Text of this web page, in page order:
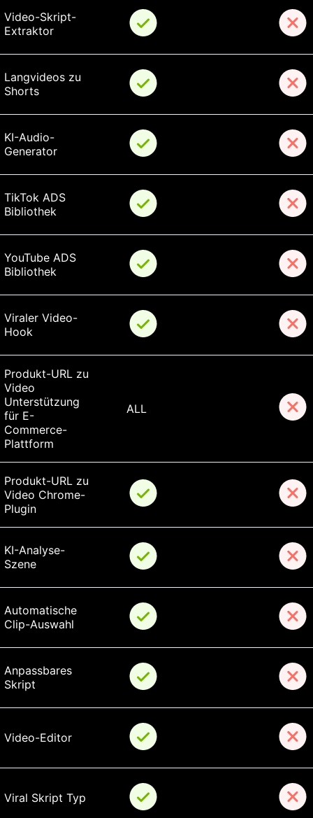
Video-Skript-
Extraktor
Langvideos zu
Shorts
KI-Audio-
Generator
TikTok ADS
Bibliothek
YouTube ADS
Bibliothek
Viraler Video-
Hook
Produkt-URL zu
Video
Unterstützung
für E-
Commerce-
Plattform
ALL
Produkt-URL zu
Video Chrome-
Plugin
KI-Analyse-
Szene
Automatische
Clip-Auswahl
Anpassbares
Skript
Video-Editor
Viral Skript Typ